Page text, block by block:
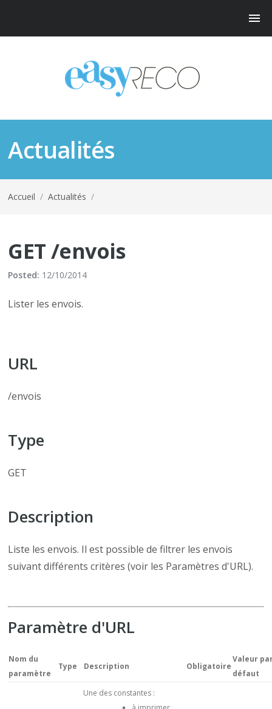
Actualités
Accueil / Actualités /
GET /envois
Posted: 12/10/2014
Lister les envois.
URL
/envois
Type
GET
Description
Liste les envois. Il est possible de filtrer les envois
suivant différents critères (voir les Paramètres d'URL).
Paramètre d'URL
Nom du
paramètre
Type Description Obligatoire
Valeur
défaut
Une des constantes :